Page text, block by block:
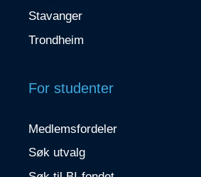
Stavanger
Trondheim
For studenter
Medlemsfordeler
Søk utvalg